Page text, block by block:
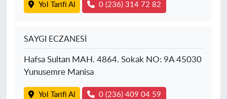
Yol Tarifi Al 0 (236) 314 72 82
SAYGI ECZANESİ
Hafsa Sultan MAH. 4864. Sokak NO: 9A 45030
Yunusemre Manisa
Yol Tarifi Al 0 (236) 409 04 59